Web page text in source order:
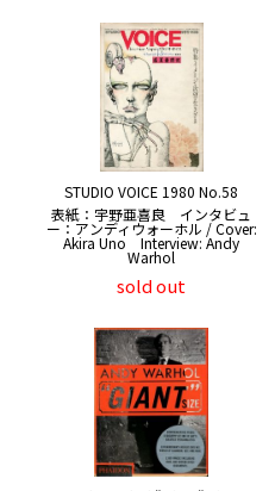
STUDIO VOICE 1980 No.58
表紙：宇野亜喜良 インタビュ
ー：アンディウォーホル / Cover:
Akira Uno Interview: Andy
Warhol
sold out